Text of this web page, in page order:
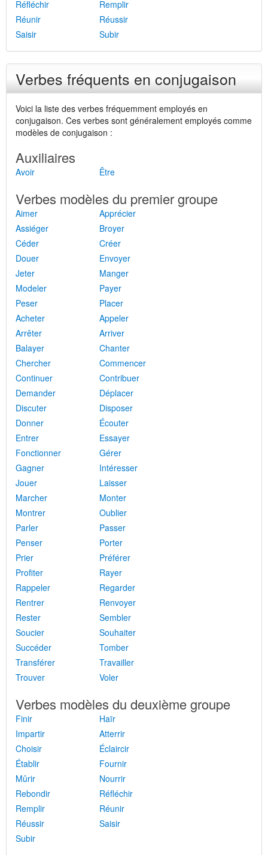
Réfléchir
Remplir
Réunir
Réussir
Saisir
Subir
Verbes fréquents en conjugaison
Voici la liste des verbes fréquemment employés en
conjugaison. Ces verbes sont généralement employés comme
modèles de conjugaison :
Auxiliaires
Avoir Être
Verbes modèles du premier groupe
Aimer
Apprécier
Assiéger
Broyer
Céder
Créer
Douer
Envoyer
Jeter
Manger
Modeler
Payer
Peser
Placer
Acheter
Appeler
Arrêter
Arriver
Balayer
Chanter
Chercher
Commencer
Continuer
Contribuer
Demander
Déplacer
Discuter
Disposer
Donner
Écouter
Entrer
Essayer
Fonctionner
Gérer
Gagner
Intéresser
Jouer
Laisser
Marcher
Monter
Montrer
Oublier
Parler
Passer
Penser
Porter
Prier
Préférer
Profiter
Rayer
Rappeler
Regarder
Rentrer
Renvoyer
Rester
Sembler
Soucier
Souhaiter
Succéder
Tomber
Transférer
Travailler
Trouver
Voler
Verbes modèles du deuxième groupe
Finir
Haïr
Impartir
Atterrir
Choisir
Éclaircir
Établir
Fournir
Mûrir
Nourrir
Rebondir
Réfléchir
Remplir
Réunir
Réussir
Saisir
Subir